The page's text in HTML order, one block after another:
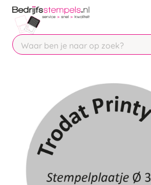
Chatbot
Chat 24/7 met onze
Contact